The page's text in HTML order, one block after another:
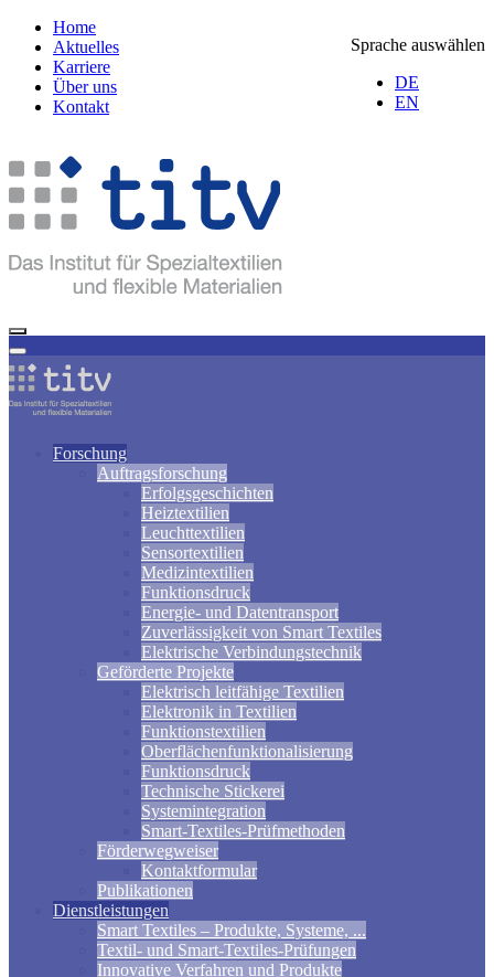
Sprache auswählen
DE
EN
Home
Aktuelles
Karriere
Über uns
Kontakt
Forschung
Auftragsforschung
Erfolgsgeschichten
Heiztextilien
Leuchttextilien
Sensortextilien
Medizintextilien
Funktionsdruck
Energie- und Datentransport
Zuverlässigkeit von Smart Textiles
Elektrische Verbindungstechnik
Geförderte Projekte
Elektrisch leitfähige Textilien
Elektronik in Textilien
Funktionstextilien
Oberflächenfunktionalisierung
Funktionsdruck
Technische Stickerei
Systemintegration
Smart-Textiles-Prüfmethoden
Förderwegweiser
Kontaktformular
Publikationen
Dienstleistungen
Smart Textiles – Produkte, Systeme, ...
Textil- und Smart-Textiles-Prüfungen
Innovative Verfahren und Produkte